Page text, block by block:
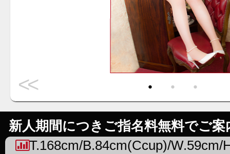
<< ・ ・ ・
新人期間につきご指名料無料でご案
T.168cm/B.84cm(Ccup)/W.59cm/